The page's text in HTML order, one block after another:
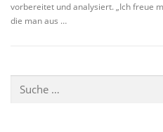
vorbereitet und analysiert. „Ich freue
die man aus …
nach: